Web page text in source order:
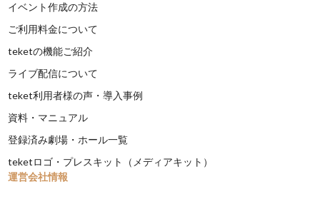
イベント作成の方法
ご利用料金について
teketの機能ご紹介
ライブ配信について
teket利用者様の声・導入事例
資料・マニュアル
登録済み劇場・ホール一覧
teketロゴ・プレスキット（メディアキット）
運営会社情報